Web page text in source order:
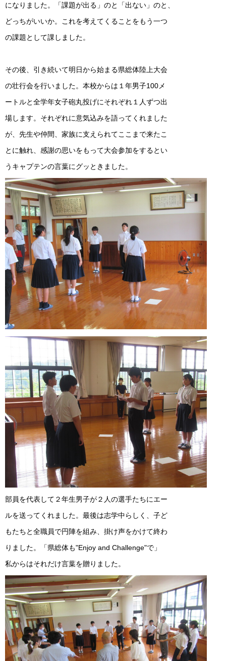
になりました。「課題が出る」のと「出ない」のと、
どっちがいいか。これを考えてくることをもう一つ
の課題として課しました。
その後、引き続いて明日から始まる県総体陸上大会
の壮行会を行いました。本校からは１年男子100メ
ートルと全学年女子砲丸投げにそれぞれ１人ずつ出
場します。それぞれに意気込みを語ってくれました
が、先生や仲間、家族に支えられてここまで来たこ
とに触れ、感謝の思いをもって大会参加をするとい
うキャプテンの言葉にグッときました。
部員を代表して２年生男子が２人の選手たちにエー
ルを送ってくれました。最後は志学中らしく、子ど
もたちと全職員で円陣を組み、掛け声をかけて終わ
りました。「県総体も"Enjoy and Challenge"で」
私からはそれだけ言葉を贈りました。